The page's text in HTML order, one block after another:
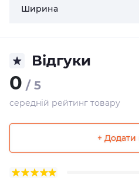
Ширина
Відгуки
0 / 5
середній рейтинг товару
+ Додати